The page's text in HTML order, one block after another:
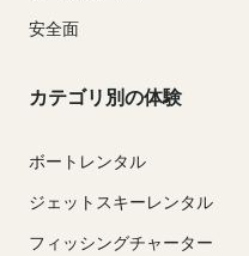
安全面
カテゴリ別の体験
ボートレンタル
ジェットスキーレンタル
フィッシングチャーター